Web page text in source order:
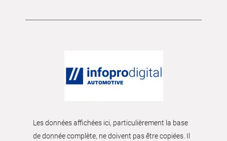
Les données affichées ici, particulièrement la base
de donnée complète, ne doivent pas être copiées. Il